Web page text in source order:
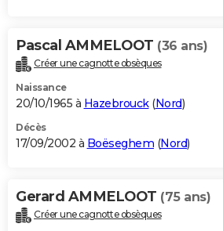
Pascal AMMELOOT (36 ans)
Créer une cagnotte obsèques
Naissance
20/10/1965 à Hazebrouck(Nord)
Décès
17/09/2002 à Boëseghem (Nord)
Gerard AMMELOOT (75 ans)
Créer une cagnotte obsèques